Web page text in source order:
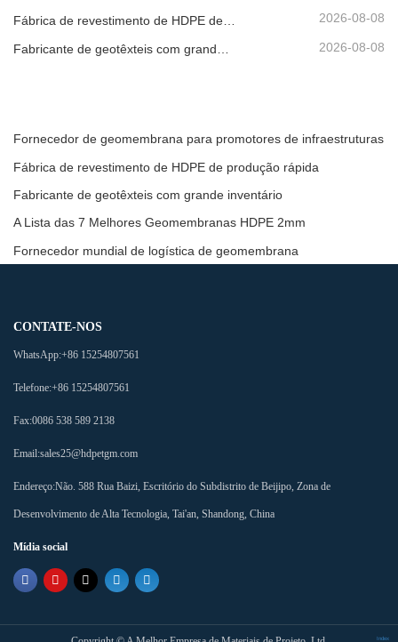
2026-08-08
2026-08-08
Fornecedor de geomembrana para promotores de infraestruturas
Fábrica de revestimento de HDPE de produção rápida
Fabricante de geotêxteis com grande inventário
A Lista das 7 Melhores Geomembranas HDPE 2mm
Fornecedor mundial de logística de geomembrana
CONTATE-NOS
WhatsApp:+86 15254807561
Telefone:+86 15254807561
Fax:0086 538 589 2138
Email:sales25@hdpetgm.com
Endereço:Não. 588 Rua Baizi, Escritório do Subdistrito de Beijipo, Zona de
Desenvolvimento de Alta Tecnologia, Tai'an, Shandong, China
Mídia social
Index